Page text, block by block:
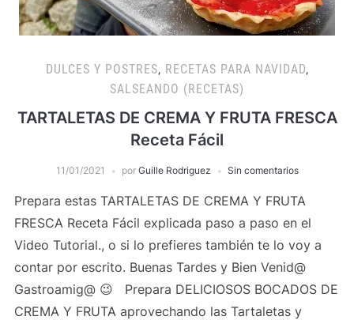
DULCES Y POSTRES, RECETAS PARA NAVIDAD,
SALSEANDO (RECETAS)
TARTALETAS DE CREMA Y FRUTA FRESCA
Receta Fácil
11/01/2021 por Guille Rodriguez Sin comentarios
Prepara estas TARTALETAS DE CREMA Y FRUTA
FRESCA Receta Fácil explicada paso a paso en el
Video Tutorial., o si lo prefieres también te lo voy a
contar por escrito. Buenas Tardes y Bien Venid@
Gastroamig@ 😉 Prepara DELICIOSOS BOCADOS DE
CREMA Y FRUTA aprovechando las Tartaletas y